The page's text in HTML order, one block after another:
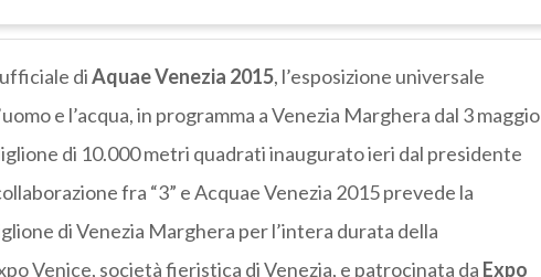
diAquae Venezia 2015, l’esposizione universale
e l’acqua, in programma a Venezia Marghera dal 3 maggio
di 10.000 metri quadrati inaugurato ieri dal presidente
fra “3” e Acquae Venezia 2015 prevede la
di Venezia Marghera per l’intera durata della
Venice, società fieristica di Venezia, e patrocinata da Expo